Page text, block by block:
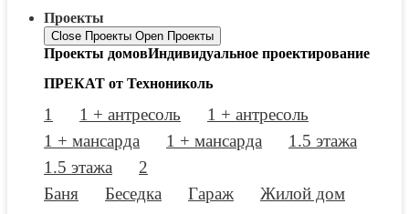
Проекты
Close Проекты Open Проекты
Проекты домовИндивидуальное проектирование
ПРЕКАТ от Технониколь
1 1 + антресоль
1 + антресоль
1 + мансарда
1 + мансарда
1.5 этажа
1.5 этажа
2
Баня
Беседка Гараж
Жилой дом